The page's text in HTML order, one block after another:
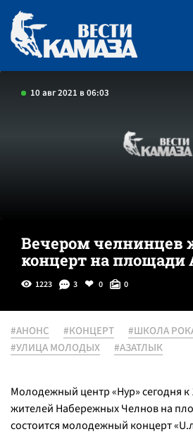
10 авг 2021 в 06:03
Вечером челнинцев
концерт на площади
1223 3 0 0
#АНОНС #КОНЦЕРТ
#ШКОЛА
#УЛИЦА МОЛОДЫХ
#АЗАТЛЫК
Молодежный центр «Нур» сегодня к
жителей Набережных Челнов на
состоится молодежный концерт